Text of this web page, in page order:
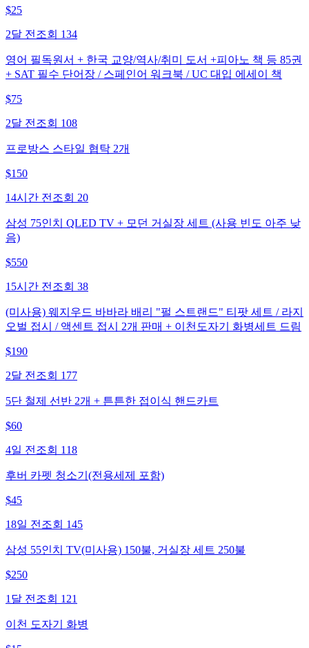
$25
2달 전 조회 134
영어 필독원서 + 한국 교양/역사/취미 도서 +피아노 책 등 85권
+ SAT 필수 단어장 / 스페인어 워크북 / UC 대입 에세이 책
$75
2달 전 조회 108
프로방스 스타일 협탁 2개
$150
14시간 전 조회 20
삼성 75인치 QLED TV + 모던 거실장 세트 (사용 빈도 아주 낮
음)
$550
15시간 전 조회 38
(미사용) 웨지우드 바바라 배리 "펄 스트랜드" 티팟 세트 / 라지
오벌 접시 / 액센트 접시 2개 판매 + 이천도자기 화병세트 드림
$190
2달 전 조회 177
5단 철제 선반 2개 + 튼튼한 접이식 핸드카트
$60
4일 전 조회 118
후버 카펫 청소기(전용세제 포함)
$45
18일 전 조회 145
삼성 55인치 TV(미사용) 150불, 거실장 세트 250불
$250
1달 전 조회 121
이천 도자기 화병